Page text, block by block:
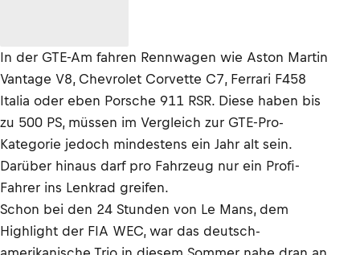
In der GTE-Am fahren Rennwagen wie Aston Martin
Vantage V8, Chevrolet Corvette C7, Ferrari F458
Italia oder eben Porsche 911 RSR. Diese haben bis
zu 500 PS, müssen im Vergleich zur GTE-Pro-
Kategorie jedoch mindestens ein Jahr alt sein.
Darüber hinaus darf pro Fahrzeug nur ein Profi-
Fahrer ins Lenkrad greifen.
Schon bei den 24 Stunden von Le Mans, dem
Highlight der FIA WEC, war das deutsch-